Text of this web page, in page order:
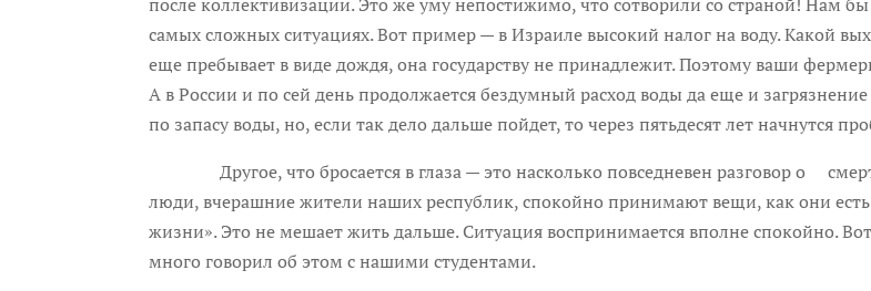
самых сложных ситуациях. Вот пример — в Израиле высокий налог на воду. Какой
еще пребывает в виде дождя, она государству не принадлежит. Поэтому ваши
А в России и по сей день продолжается бездумный расход воды да еще и
по запасу воды, но, если так дело дальше пойдет, то через пятьдесят лет начнутся
Другое, что бросается в глаза — это насколько повседневен разговор о
люди, вчерашние жители наших республик, спокойно принимают вещи, как они
жизни». Это не мешает жить дальше. Ситуация воспринимается вполне спокойно.
много говорил об этом с нашими студентами.